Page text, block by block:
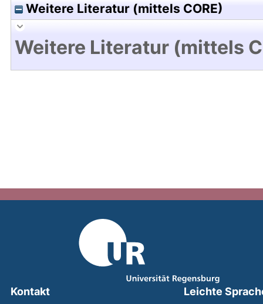
Weitere Literatur (mittels CORE)
Weitere Literatur (mittels
Kontakt
Leichte